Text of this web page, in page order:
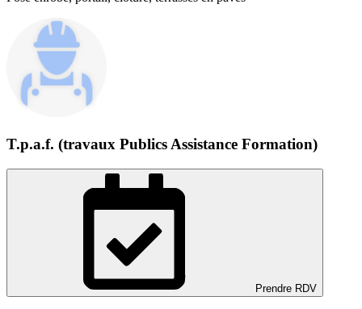
T.p.a.f. (travaux Publics Assistance Formation)
Prendre RDV